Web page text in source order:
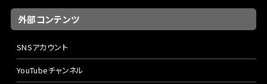
外部コンテンツ
SNSアカウント
YouTubeチャンネル